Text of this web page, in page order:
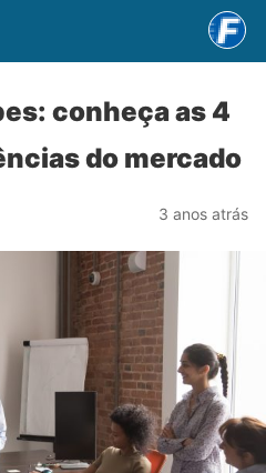
conheça as 4
do mercado
3 anos atrás